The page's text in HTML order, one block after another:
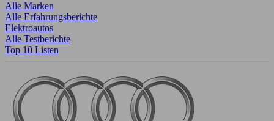
Alle Marken
Alle Erfahrungsberichte
Elektroautos
Alle Testberichte
Top 10 Listen